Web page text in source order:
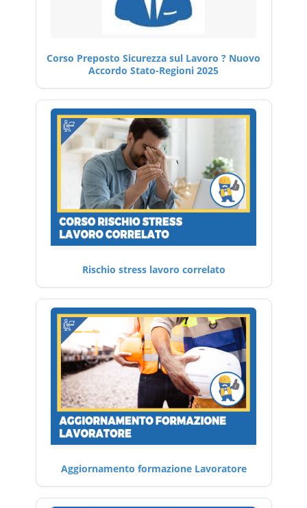
Corso Preposto Sicurezza sul Lavoro ? Nuovo
Accordo Stato-Regioni 2025
Rischio stress lavoro correlato
Aggiornamento formazione Lavoratore